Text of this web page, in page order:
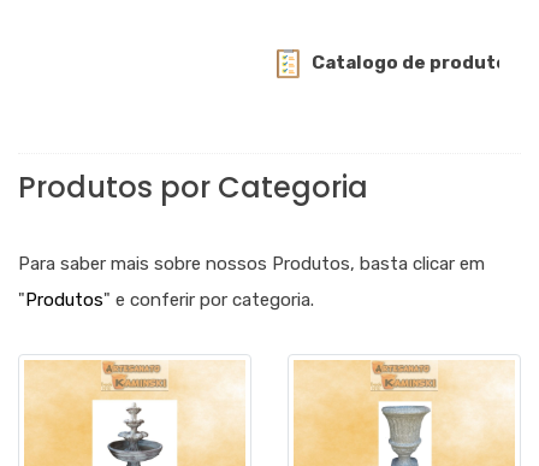
Catalogo de produtos e
Produtos por Categoria
Para saber mais sobre nossos Produtos, basta clicar em
"Produtos" e conferir por categoria.